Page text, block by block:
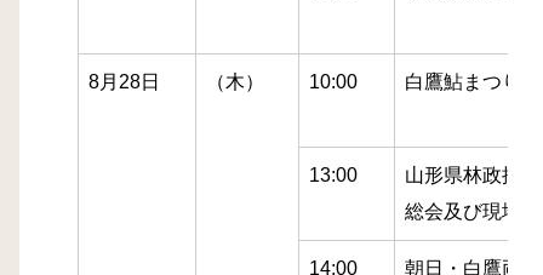
8月28日 （木） 10:00 白鷹鮎まつり
13:00
山形県林政推
総会及び現地
14:00 朝日・白鷹両